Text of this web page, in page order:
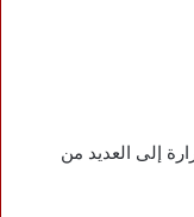
إلى العديد من